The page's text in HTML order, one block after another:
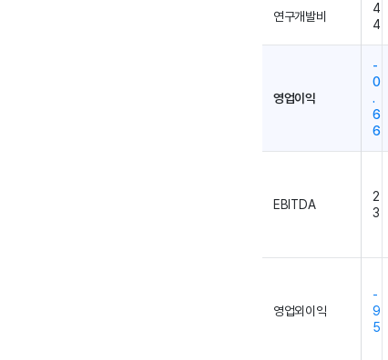
연구개발비
4
4
영업이익
-
0
.
6
6
EBITDA
2
3
영업외이익
-
9
5